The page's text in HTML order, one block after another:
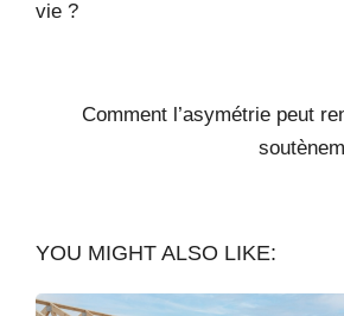
vie ?
Comment l’asymétrie peut
YOU MIGHT ALSO LIKE: